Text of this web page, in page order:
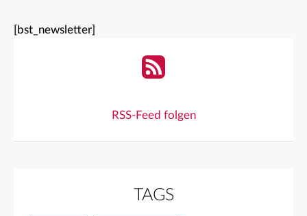
[bst_newsletter]
RSS-Feed folgen
TAGS